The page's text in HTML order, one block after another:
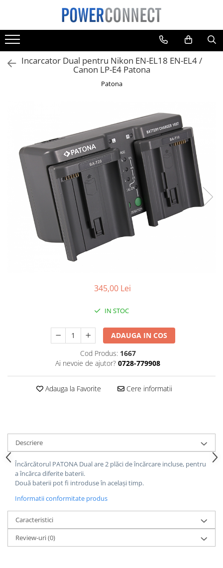
Toate Produsele
Sisteme filtrare apa
Sisteme filtrare apa
Telefoane mobile
Aspiratoare
Diverse
Adaptoare
Boxe portabile
Console
POS/Scanere coduri de bare
Scule electrice
Produse de bucatarie kjøk
Accesorii kjøk
Cutite kjøk
Pachete Promo
Incarcatoare & acumulatori
Bec LED
E14
E27
Blițuri și lumini foto/video
Incarcator Dual pentru Nikon EN-EL18 EN-EL4 /
Canon LP-E4 Patona
Patona
345,00 Lei
IN STOC
ADAUGA IN COS
Cod Produs: 1667
Ai nevoie de ajutor? 0728-779908
Adauga la Favorite Cere informatii
Descriere
Încărcătorul PATONA Dual are 2 plăci de încărcare incluse, pentru
a încărca diferite baterii.
Două baterii pot fi introduse în același timp.
Informatii conformitate produs
Caracteristici
Review-uri(0)